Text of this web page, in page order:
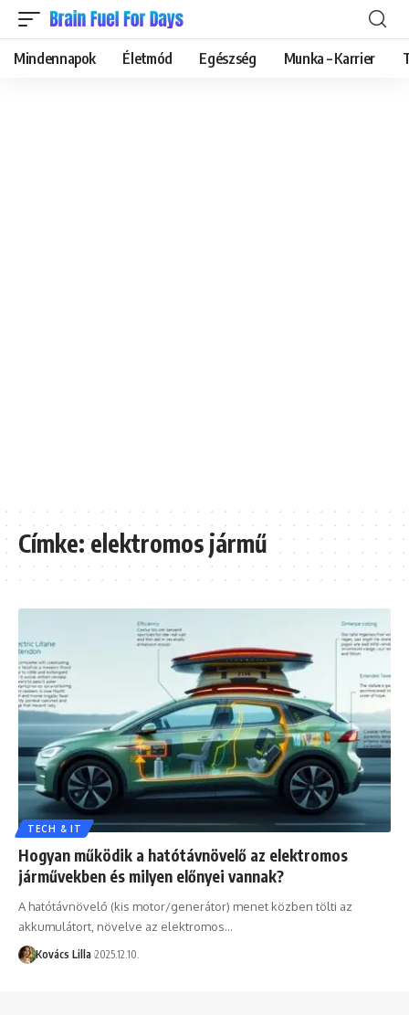
Mindennapok Életmód Egészség Munka – Karrier
Címke:elektromos jármű
TECH & IT
Hogyan működik a hatótávnövelő az elektromos
járművekben és milyen előnyei vannak?
A hatótávnövelő (kis motor/generátor) menet közben tölti az
akkumulátort, növelve az elektromos…
Kovács Lilla 2025.12.10.